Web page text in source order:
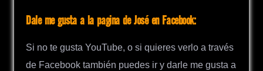
Dale me gusta a la pagina de José en Facebook:
Si no te gusta YouTube, o si quieres verlo a través
de Facebook también puedes ir y darle me gusta a